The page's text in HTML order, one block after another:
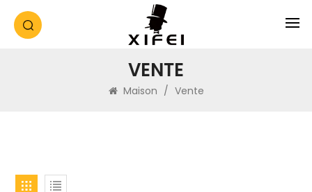
VENTE
Maison / Vente